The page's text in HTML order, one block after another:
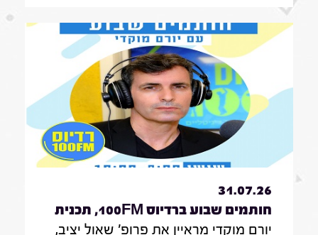
הוא רוצה להיות בממשלה הבאה
31.07.26
חותמים שבוע ברדיוס 100FM, תכנית
329, 31 ביולי 2026
יורם מוקדי מראיין את פרופ' שאול יציב,